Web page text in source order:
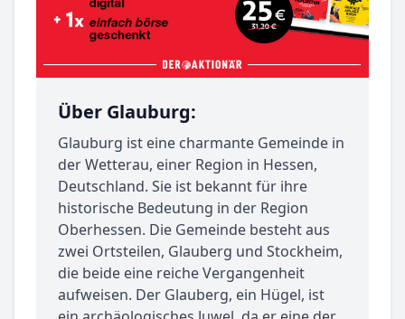
Über Glauburg:
Glauburg ist eine charmante Gemeinde in
der Wetterau, einer Region in Hessen,
Deutschland. Sie ist bekannt für ihre
historische Bedeutung in der Region
Oberhessen. Die Gemeinde besteht aus
zwei Ortsteilen, Glauberg und Stockheim,
die beide eine reiche Vergangenheit
aufweisen. Der Glauberg, ein Hügel, ist